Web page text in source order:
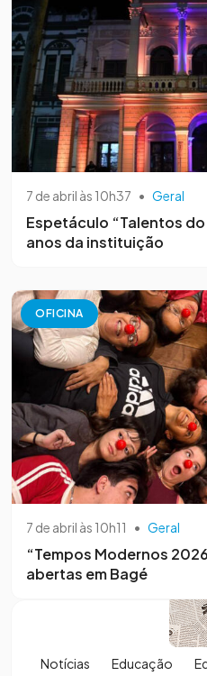
7 de abril às 10h37 • Geral
Espetáculo “Talentos do
anos da instituição
OFICINA
7 de abril às 10h11 • Geral
“Tempos Modernos
abertas em Bagé
Notícias Educação